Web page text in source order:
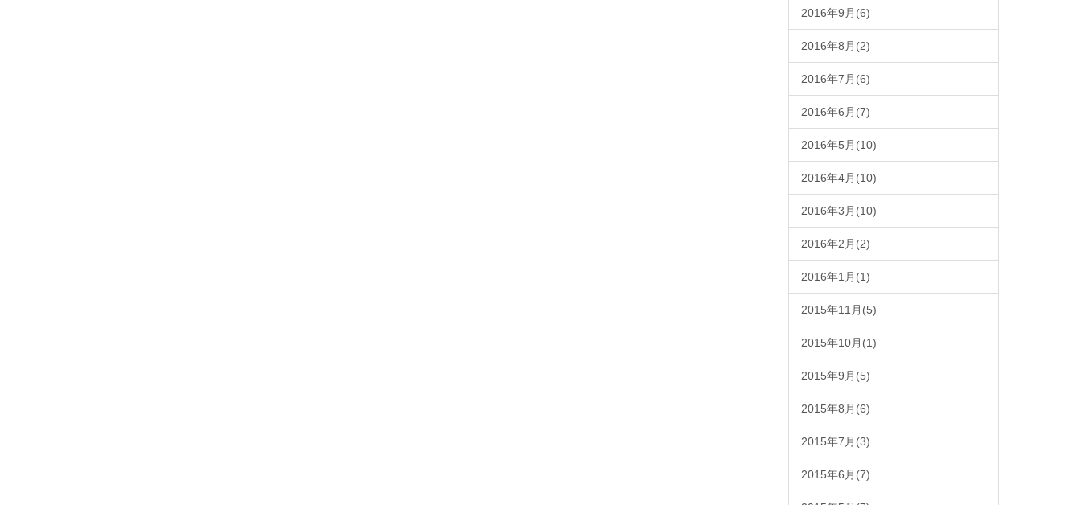
2016年9月(6)
2016年8月(2)
2016年7月(6)
2016年6月(7)
2016年5月(10)
2016年4月(10)
2016年3月(10)
2016年2月(2)
2016年1月(1)
2015年11月(5)
2015年10月(1)
2015年9月(5)
2015年8月(6)
2015年7月(3)
2015年6月(7)